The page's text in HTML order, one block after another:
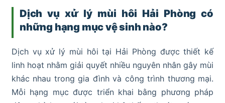
Dịch vụ xử lý mùi hôi Hải Phòng có
những hạng mục vệ sinh nào?
Dịch vụ xử lý mùi hôi tại Hải Phòng được thiết kế
linh hoạt nhằm giải quyết nhiều nguyên nhân gây mùi
khác nhau trong gia đình và công trình thương mại.
Mỗi hạng mục được triển khai bằng phương pháp